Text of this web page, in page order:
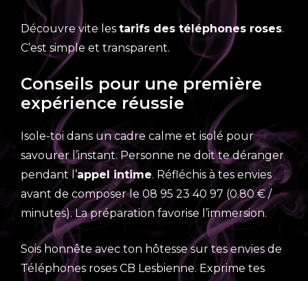
Découvre vite les tarifs des téléphones roses.
C’est simple et transparent.
Conseils pour une première
expérience réussie
Isole-toi dans un cadre calme et isolé pour
savourer l’instant. Personne ne doit te déranger
pendant l’appel intime. Réfléchis à tes envies
avant de composer le 08 95 23 40 97 (0.80 € /
minutes). La préparation favorise l’immersion.
Sois honnête avec ton hôtesse sur tes envies de
Téléphones roses CB Lesbienne. Exprime tes